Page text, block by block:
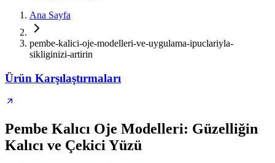
Ana Sayfa
pembe-kalici-oje-modelleri-ve-uygulama-ipuclariyla-
sikliginizi-artirin
Ürün Karşılaştırmaları
Pembe Kalıcı Oje Modelleri: Güzelliğin
Kalıcı ve Çekici Yüzü